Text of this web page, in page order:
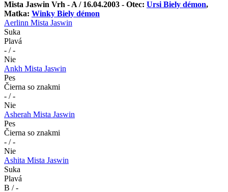
Mista Jaswin Vrh - A / 16.04.2003 - Otec: Ursi Biely démon,
Matka: Winky Biely démon
Aerlinn Mista Jaswin
Suka
Plavá
- / -
Nie
Ankh Mista Jaswin
Pes
Čierna so znakmi
- / -
Nie
Asherah Mista Jaswin
Pes
Čierna so znakmi
- / -
Nie
Ashita Mista Jaswin
Suka
Plavá
B / -